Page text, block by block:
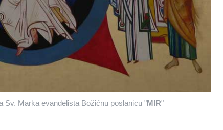
Sv. Marka evanđelista Božićnu poslanicu "MIR"